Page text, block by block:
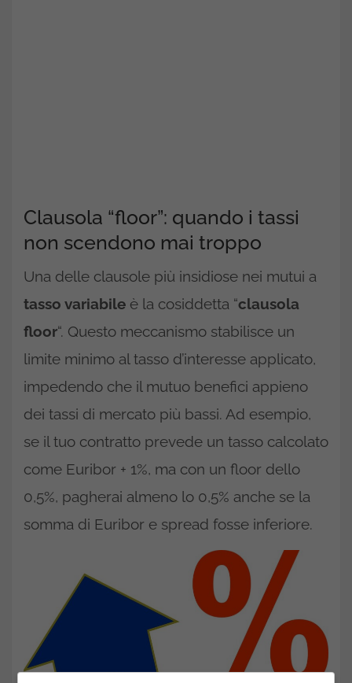
Clausola “floor”: quando i tassi
non scendono mai troppo
Una delle clausole più insidiose nei mutui a
tasso variabile è la cosiddetta “clausola
floor“. Questo meccanismo stabilisce un
limite minimo al tasso d’interesse applicato,
impedendo che il mutuo benefici appieno
dei tassi di mercato più bassi. Ad esempio,
se il tuo contratto prevede un tasso calcolato
come Euribor + 1%, ma con un floor dello
0,5%, pagherai almeno lo 0,5% anche se la
somma di Euribor e spread fosse inferiore.